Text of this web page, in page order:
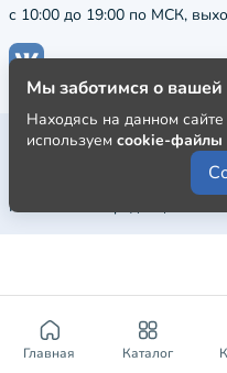
Главная Каталог
с 10:00 до 19:00 по МСК,
Публичная оферта
Пользовательское
Политика
Мы заботимся о
Находясь на данном
используем cookie-файлы